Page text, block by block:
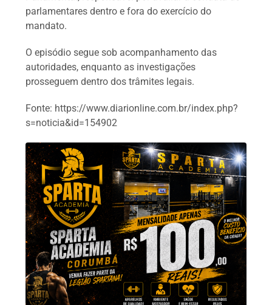
parlamentares dentro e fora do exercício do
mandato.
O episódio segue sob acompanhamento das
autoridades, enquanto as investigações
prosseguem dentro dos trâmites legais.
Fonte: https://www.diarionline.com.br/index.php?
s=noticia&id=154902